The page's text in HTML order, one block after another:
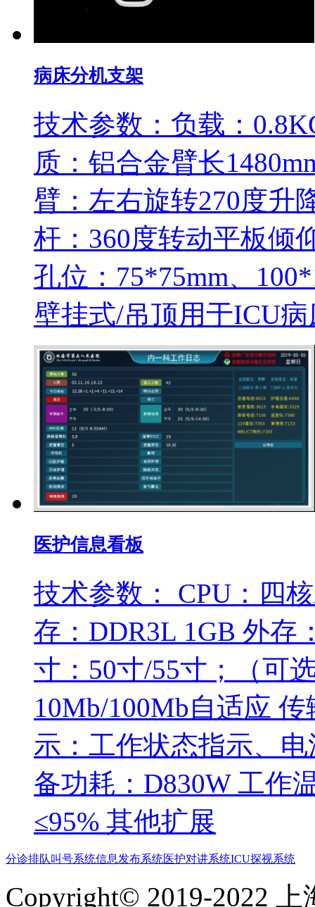
病床分机支架
技术参数：负载：
质：铝合金臂长
臂：左右旋转270度升
杆：360度转动平板倾
孔位：75*75mm、
壁挂式/吊顶用于ICU
医护信息看板
技术参数： CPU：四
存：DDR3L 1GB 外存
寸：50寸/55寸；（可
10Mb/100Mb自适应
示：工作状态指示、
备功耗：D830W 工作
≤95% 其他扩展
分诊排队叫号系统信息发布系统医护对讲系统ICU探视系统
Copyright© 2019-2022